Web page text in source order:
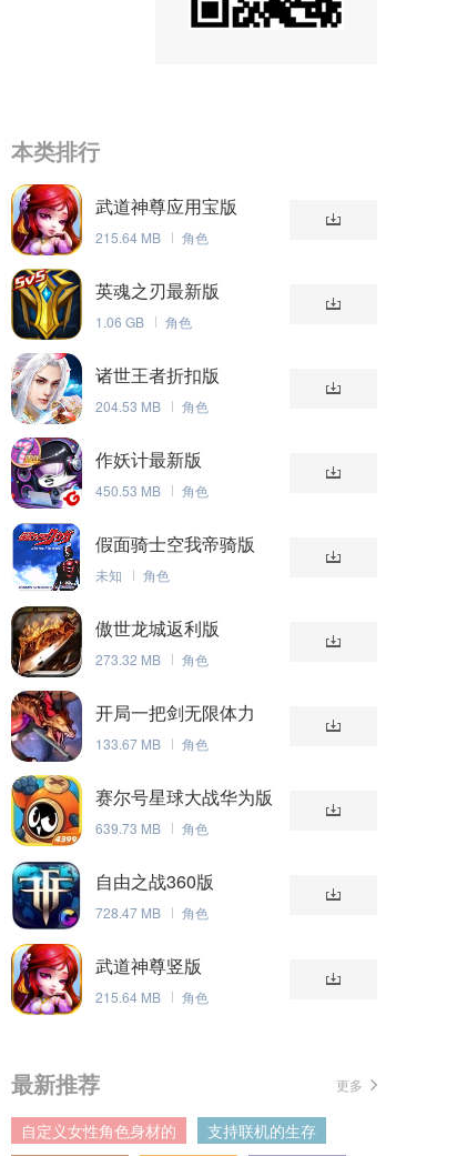
本类排行
武道神尊应用宝版
215.64 MB 角色
英魂之刃最新版
1.06 GB 角色
诸世王者折扣版
204.53 MB 角色
作妖计最新版
450.53 MB 角色
假面骑士空我帝骑版
未知 角色
傲世龙城返利版
273.32 MB 角色
开局一把剑无限体力
133.67 MB 角色
赛尔号星球大战华为版
639.73 MB 角色
自由之战360版
728.47 MB 角色
武道神尊竖版
215.64 MB 角色
最新推荐 更多
自定义女性角色身材的
支持联机的生存